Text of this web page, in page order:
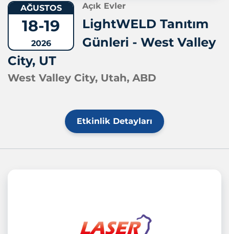
AĞUSTOS
18-19
2026
Açık Evler
LightWELD Tanıtım
Günleri - West Valley
City, UT
West Valley City, Utah, ABD
Etkinlik Detayları